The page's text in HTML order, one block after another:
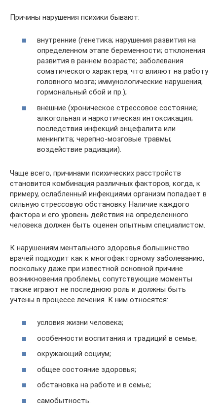
Причины нарушения психики бывают:
внутренние (генетика; нарушения развития на
определенном этапе беременности; отклонения
развития в раннем возрасте; заболевания
соматического характера, что влияют на работу
головного мозга; иммунологические нарушения;
гормональный сбой и пр.);
внешние (хроническое стрессовое состояние;
алкогольная и наркотическая интоксикация;
последствия инфекций энцефалита или
менингита; черепно-мозговые травмы;
воздействие радиации).
Чаще всего, причинами психических расстройств
становится комбинация различных факторов, когда, к
примеру, ослабленный инфекциями организм попадает в
сильную стрессовую обстановку. Наличие каждого
фактора и его уровень действия на определенного
человека должен быть оценен опытным специалистом.
К нарушениям ментального здоровья большинство
врачей подходит как к многофакторному заболеванию,
поскольку даже при известной основной причине
возникновения проблемы, сопутствующие моменты
также играют не последнюю роль и должны быть
учтены в процессе лечения. К ним относятся:
условия жизни человека;
особенности воспитания и традиций в семье;
окружающий социум;
общее состояние здоровья;
обстановка на работе и в семье;
самобытность.